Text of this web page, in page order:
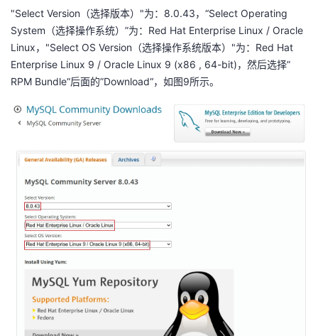
藏
"Select Version（选择版本）"为：8.0.43，“Select Operating
System（选择操作系统）”为：Red Hat Enterprise Linux / Oracle
Linux，"Select OS Version（选择操作系统版本）"为：Red Hat
Enterprise Linux 9 / Oracle Linux 9 (x86 , 64-bit)，然后选择”
RPM Bundle“后面的”Download“，如图9所示。